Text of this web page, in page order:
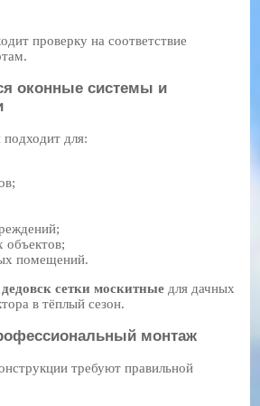
проверку на соответствие
оконные системы и
для:
объектов;
помещений.
дедовск сетки москитные для дачных
в тёплый сезон.
монтаж
требуют правильной